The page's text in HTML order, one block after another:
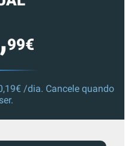
99€
/dia. Cancele quando